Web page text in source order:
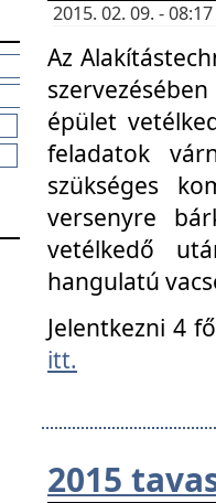
2015. 02. 09. -
Az
épület
feladatok
szükséges
versenyre
vetélkedő
hangulatú
Jelentkezni 4
itt.
2015